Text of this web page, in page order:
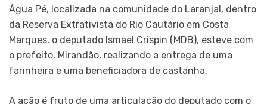
Água Pé, localizada na comunidade do Laranjal, dentro
da Reserva Extrativista do Rio Cautário em Costa
Marques, o deputado Ismael Crispin (MDB), esteve com
o prefeito, Mirandão, realizando a entrega de uma
farinheira e uma beneficiadora de castanha.
A ação é fruto de uma articulação do deputado com o